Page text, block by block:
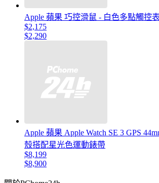
Apple 蘋果 巧控滑鼠 - 白色多點觸控
$2,175
$2,290
Apple 蘋果 Apple Watch SE 3 GPS
殼搭配星光色運動錶帶
$8,199
$8,900